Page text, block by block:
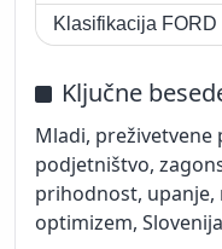
Klasifikacija FORD
Ključne
Mladi, preživetvene
podjetništvo,
prihodnost,
optimizem, Slovenija